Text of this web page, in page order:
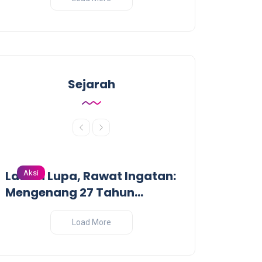
Sejarah
Aksi
Lawan Lupa, Rawat Ingatan:
Mengenang 27 Tahun
Massal oleh Militer
Load More